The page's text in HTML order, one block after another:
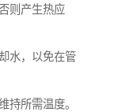
则产生热应
水，以免在管
持所需温度。